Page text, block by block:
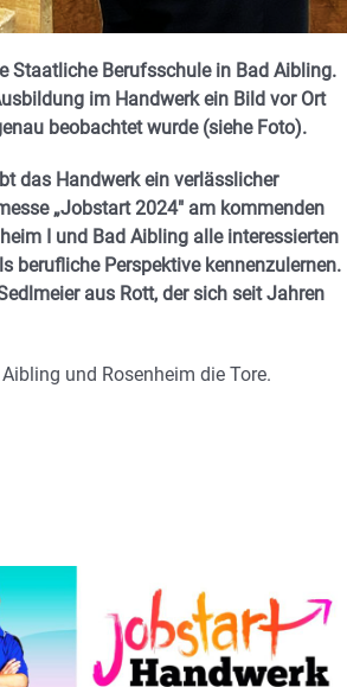
Staatliche Berufsschule in Bad Aibling.
im Handwerk ein Bild vor Ort
beobachtet wurde (siehe Foto).
das Handwerk ein verlässlicher
„Jobstart 2024″ am kommenden
I und Bad Aibling alle interessierten
berufliche Perspektive kennenzulernen.
aus Rott, der sich seit Jahren
und Rosenheim die Tore.